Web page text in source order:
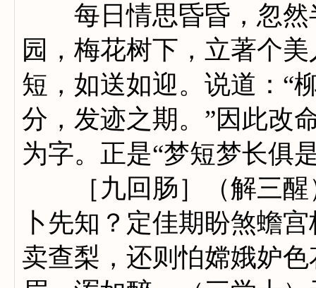
每日情思昏昏，忽然
园，梅花树下，立著个
短，如送如迎。说道：“
分，发迹之期。”因此改
为字。正是“梦短梦长俱
［九回肠］（解三醒
卜先知？定佳期盼煞蟾
卖查梨，还则怕嫦娥妒